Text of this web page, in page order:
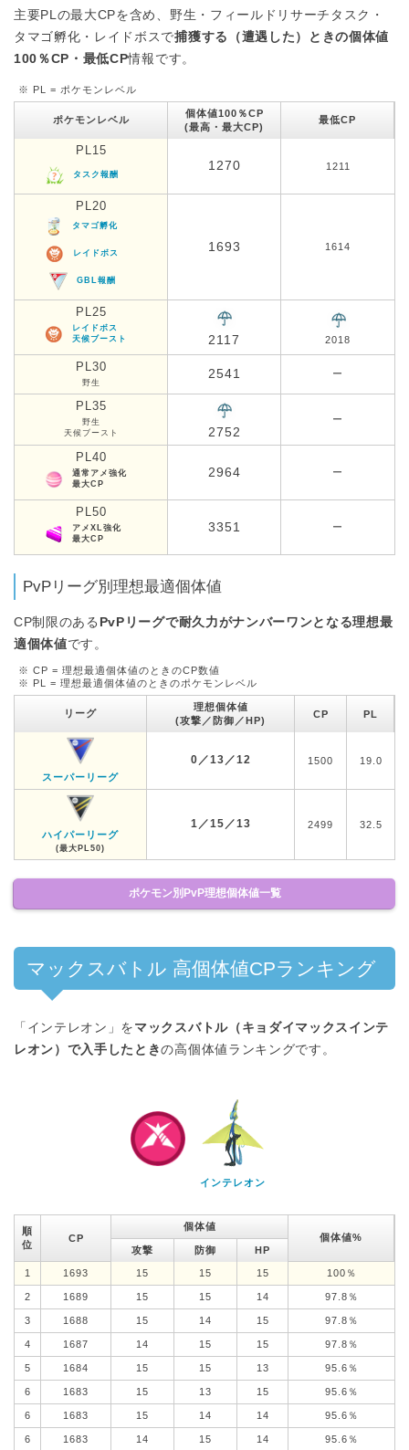
主要PLの最大CPを含め、野生・フィールドリサーチタスク・
タマゴ孵化・レイドボスで捕獲する（遭遇した）ときの個体値
100％CP・最低CP情報です。
※ PL = ポケモンレベル
ポケモンレベル
個体値100％CP
(最高・最大CP)
最低CP
PL15
タスク報酬
1270 1211
PL20
タマゴ孵化
レイドボス
GBL報酬
1693 1614
PL25
レイドボス
天候ブースト
2117 2018
PL30
野生
2541 ー
PL35
野生
天候ブースト
2752
ー
PL40
通常アメ強化
最大CP
2964 ー
PL50
アメXL強化
最大CP
3351 ー
PvPリーグ別理想最適個体値
CP制限のある PvPリーグで耐久力がナンバーワンとなる理想最
適個体値です。
※ CP = 理想最適個体値のときのCP数値
※ PL = 理想最適個体値のときのポケモンレベル
リーグ
理想個体値
(攻撃／防御／HP)
CP PL
スーパーリーグ
0／13／12 1500 19.0
ハイパーリーグ
(最大PL50)
1／15／13 2499 32.5
ポケモン別PvP理想個体値一覧
マックスバトル 高個体値CPランキング
「インテレオン」を マックスバトル（キョダイマックスインテ
レオン）で入手したときの高個体値ランキングです。
インテレオン
順
位
CP
個体値
個体値%
攻撃
防御 HP
1 1693 15 15 15 100％
2 1689 15 15 14 97.8％
3 1688 15 14 15 97.8％
4 1687 14 15 15 97.8％
5 1684 15 15 13 95.6％
6 1683 15 13 15 95.6％
6 1683 15 14 14 95.6％
6 1683 14 15 14 95.6％